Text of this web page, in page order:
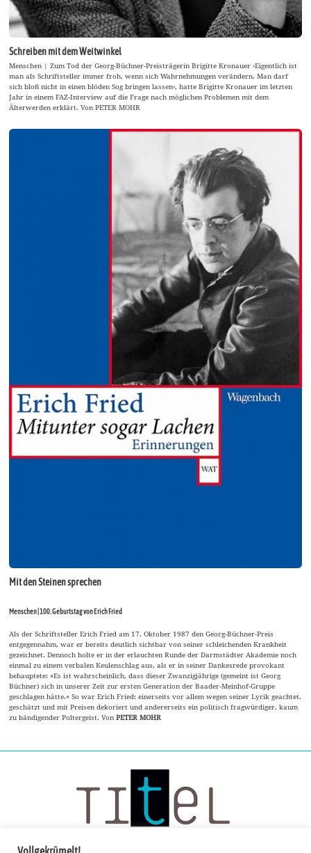
Schreiben mit dem Weitwinkel
Menschen | Zum Tod der Georg-Büchner-Preisträgerin Brigitte Kronauer ›Eigentlich ist
man als Schriftsteller immer froh, wenn sich Wahrnehmungen verändern. Man darf
sich bloß nicht in einen blöden Sog bringen lassen‹, hatte Brigitte Kronauer im letzten
Jahr in einem FAZ-Interview auf die Frage nach möglichen Problemen mit dem
Älterwerden erklärt. Von PETER MOHR
Mit den Steinen sprechen
Menschen | 100. Geburtstag von Erich Fried
Als der Schriftsteller Erich Fried am 17. Oktober 1987 den Georg-Büchner-Preis
entgegennahm, war er bereits deutlich sichtbar von seiner schleichenden Krankheit
gezeichnet. Dennoch holte er in der erlauchten Runde der Darmstädter Akademie noch
einmal zu einem verbalen Keulenschlag aus, als er in seiner Dankesrede provokant
behauptete: »Es ist wahrscheinlich, dass dieser Zwanzigjährige (gemeint ist Georg
Büchner) sich in unserer Zeit zur ersten Generation der Baader-Meinhof-Gruppe
geschlagen hätte.« So war Erich Fried: einerseits vor allem wegen seiner Lyrik geachtet,
geschätzt und mit Preisen dekoriert und andererseits ein politisch fragwürdiger, kaum
zu bändigender Poltergeist. VonPETER MOHR